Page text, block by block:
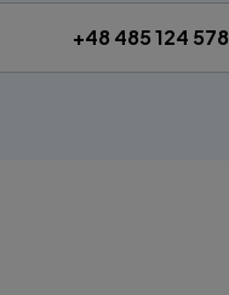
+48 485 124 578